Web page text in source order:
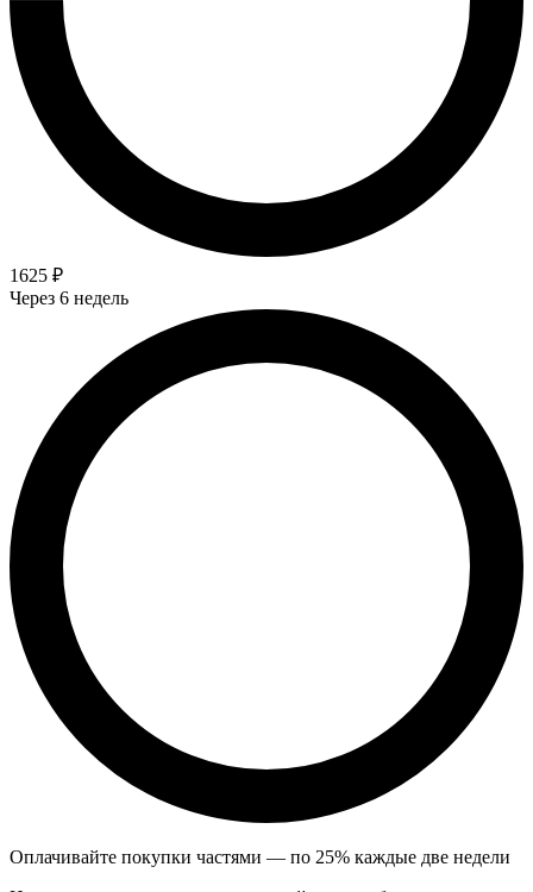
1625 ₽
Через 6 недель
Оплачивайте покупки частями — по 25% каждые две недели